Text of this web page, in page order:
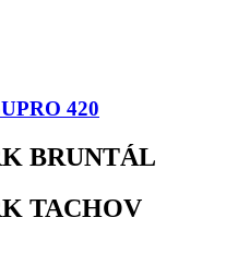
420
BRUNTÁL
TACHOV